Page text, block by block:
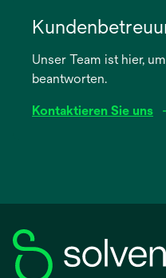
neuen
Registerkarte
Unser Team ist hier,
beantworten.
Kontaktieren Sie uns